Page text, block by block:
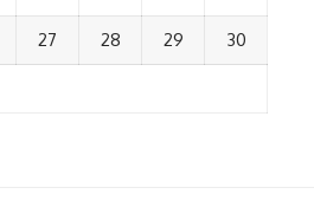
27 28 29 30